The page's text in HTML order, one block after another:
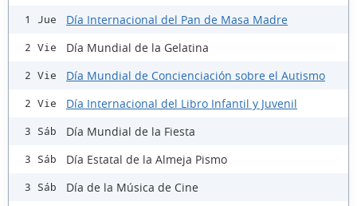
1 Jue Día Internacional del Pan de Masa Madre
2 Vie Día Mundial de la Gelatina
2 Vie Día Mundial de Concienciación sobre el Autismo
2 Vie Día Internacional del Libro Infantil y Juvenil
3 Sáb Día Mundial de la Fiesta
3 Sáb Día Estatal de la Almeja Pismo
3 Sáb Día de la Música de Cine